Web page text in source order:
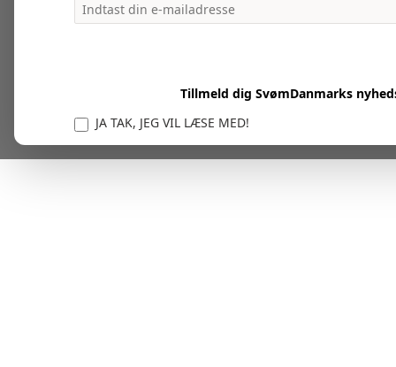
Tillmeld dig SvømDanmarks
JA TAK, JEG VIL LÆSE MED!